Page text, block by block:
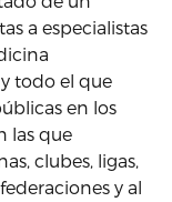
a especialistas
todo el que
en los
las que
clubes, ligas,
y al